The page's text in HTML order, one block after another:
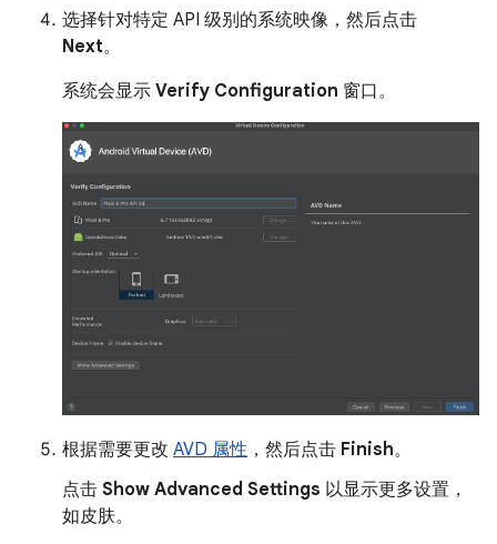
选择针对特定 API 级别的系统映像，然后点击
Next。
系统会显示 Verify Configuration 窗口。
根据需要更改 AVD 属性 ，然后点击 Finish。
点击 Show Advanced Settings 以显示更多设置，
如皮肤。